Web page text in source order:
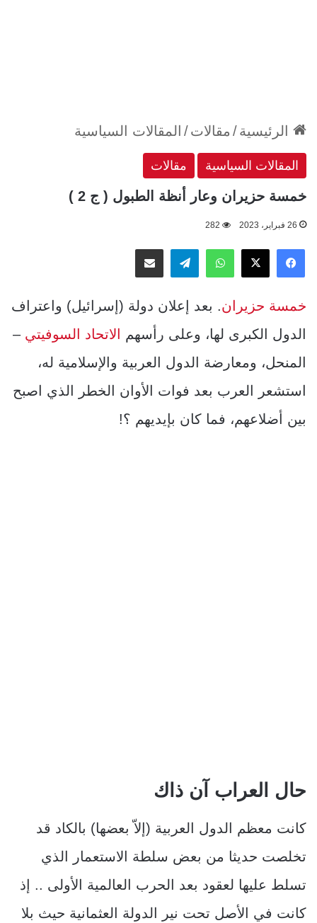
الرئيسية/ مقالات/ المقالات السياسية
المقالات السياسية مقالات
خمسة حزيران وعار أنظة الطبول ( ج 2 )
26 فبراير، 2023 282
فيسبوك
‫X واتسابتيلقراممشاركة عبر البريد
خمسة حزيران. بعد إعلان دولة (إسرائيل) واعتراف
الدول الكبرى لها، وعلى رأسهم
الاتحاد السوفيتي –
المنحل، ومعارضة الدول العربية والإسلامية له،
استشعر العرب بعد فوات الأوان الخطر الذي اصبح
بين أضلاعهم، فما كان بإيديهم ؟!
حال العراب آن ذاك
كانت معظم الدول العربية (إلاّ بعضها) بالكاد قد
تخلصت حديثا من بعض سلطة الاستعمار الذي
تسلط عليها لعقود بعد الحرب العالمية الأولى .. إذ
كانت في الأصل تحت نير الدولة العثمانية حيث بلا